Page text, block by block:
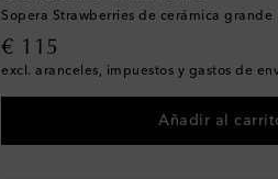
Sopera Strawberries de cerámica grande
€ 115
original price
excl. aranceles, impuestos y gastos de
Añadir al